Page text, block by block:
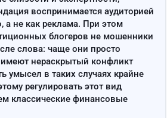
воспринимается аудиторией
а не как реклама. При этом
блогеров не мошенники
слова: чаще они просто
нераскрытый конфликт
умысел в таких случаях крайне
регулировать этот вид
классические финансовые